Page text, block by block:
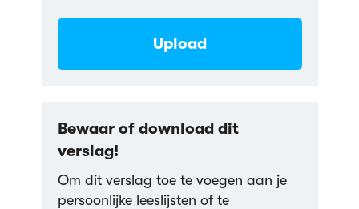
Upload
Bewaar of download dit
verslag!
Om dit verslag toe te voegen aan je
persoonlijke leeslijsten of te